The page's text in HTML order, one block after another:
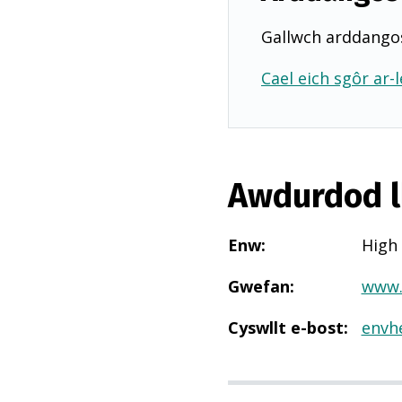
Gallwch
Cael eich sgôr ar-
Awdurdod
Enw:
High
Gwefan:
Cyswllt e-bost: